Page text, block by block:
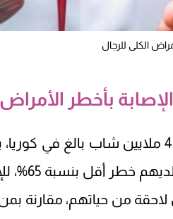
الكلى للرجال
بأخطر الأمراض
أقل بنسبة 65%، للإصابة
لاحقة من حياتهم، مقارنة